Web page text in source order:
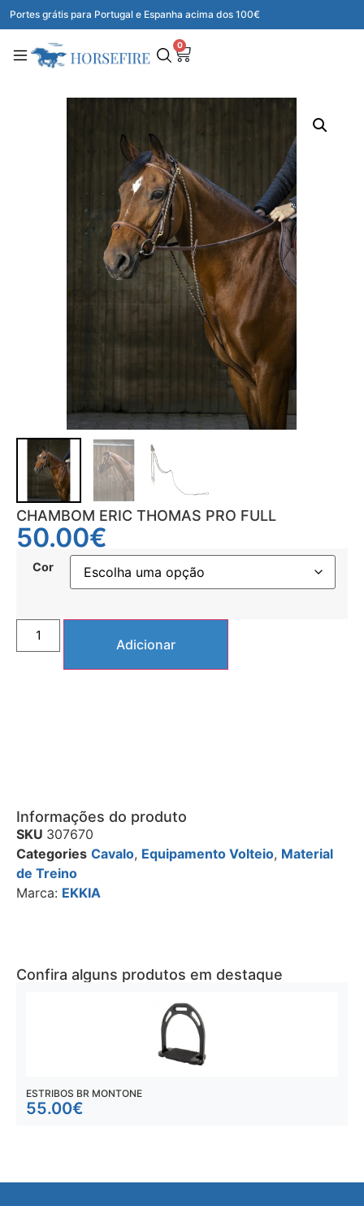
Portes grátis para Portugal e Espanha acima dos 100€
0
CHAMBOM ERIC THOMAS PRO FULL
50.00€
Cor
Adicionar
Informações do produto
SKU 307670
Categories Cavalo, Equipamento Volteio, Material
de Treino
Marca: EKKIA
Confira alguns produtos em destaque
ESTRIBOS BR MONTONE
55.00€